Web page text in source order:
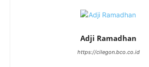
Adji Ramadhan
https://cilegon.bco.co.id